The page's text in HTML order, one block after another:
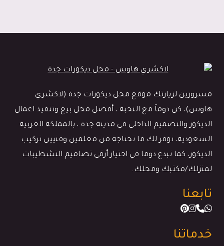
مسرورين لزيارتك موقع محل ديكورات جدة (لاكشري
هاوس)، كن دوماَ مع النخبة ، أفضل محل بيع وتنفيذ اعمال
الديكور والتصميم الداخلي في مدينة جده ، بالمملكة العربية
السعودية، نوفر لك ما تحتاجة من معلمين وفنيين تركيب
الديكور، كما نبدع دوما في اختيار أرقى تصاميم التشطيبات
لمنزلك/مكتبك ومحلك.
تابعنا
خدماتنا